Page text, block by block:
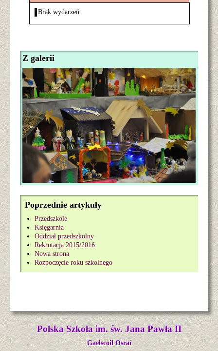
Brak wydarzeń
Z galerii
Poprzednie artykuły
Przedszkole
Księgarnia
Oddział przedszkolny
Rekrutacja 2015/2016
Nowa strona
Rozpoczęcie roku szkolnego
Polska Szkoła im. św. Jana Pawła II
Gaelscoil Osraí